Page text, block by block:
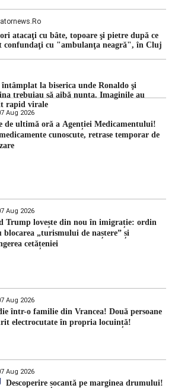
atacaţi cu bâte, topoare şi pietre după ce
confundaţi cu "ambulanţa neagră", în Cluj
întâmplat la biserica unde Ronaldo şi
trebuiau să aibă nunta. Imaginile au
rapid virale
Aug 2026
de ultimă oră a Agenției Medicamentului!
cunoscute, retrase temporar de
Aug 2026
Trump lovește din nou în imigrație: ordin
blocarea „turismului de naștere” și
cetățeniei
Aug 2026
într-o familie din Vrancea! Două persoane
electrocutate în propria locuință!
Aug 2026
Descoperire șocantă pe marginea drumului!